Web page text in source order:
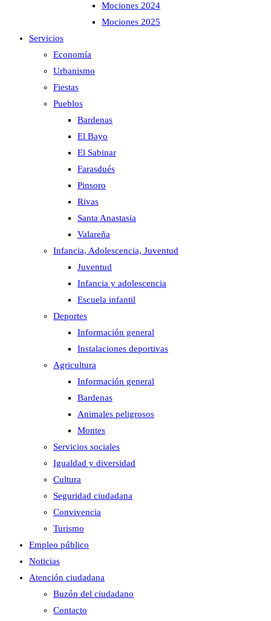
Mociones 2024
Mociones 2025
Servicios
Economía
Urbanismo
Fiestas
Pueblos
Bardenas
El Bayo
El Sabinar
Farasdués
Pinsoro
Rivas
Santa Anastasia
Valareña
Infancia, Adolescencia, Juventud
Juventud
Infancia y adolescencia
Escuela infantil
Deportes
Información general
Instalaciones deportivas
Agricultura
Información general
Bardenas
Animales peligrosos
Montes
Servicios sociales
Igualdad y diversidad
Cultura
Seguridad ciudadana
Convivencia
Turismo
Empleo público
Noticias
Atención ciudadana
Buzón del ciudadano
Contacto